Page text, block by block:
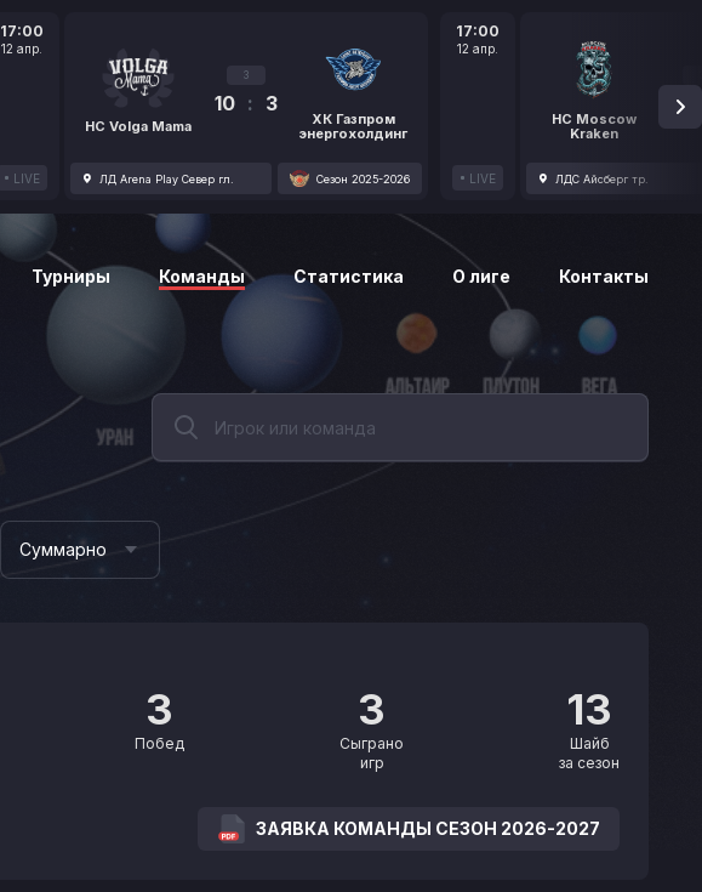
17:00
12 апр.
LIVE
HC Volga Mama
3
10 : 3
ХК Газпром
энергохолдинг
ЛД Arena Play Север гл. Сезон 2025-2026
17:00
12 апр.
LIVE
HC Moscow
Kraken
1
ЛДС Айсберг тр.
Турниры Команды Статистика О лиге Контакты
Суммарно
3
Побед
3
Сыграно
игр
13
Шайб
за сезон
ЗАЯВКА КОМАНДЫ СЕЗОН 2026-2027